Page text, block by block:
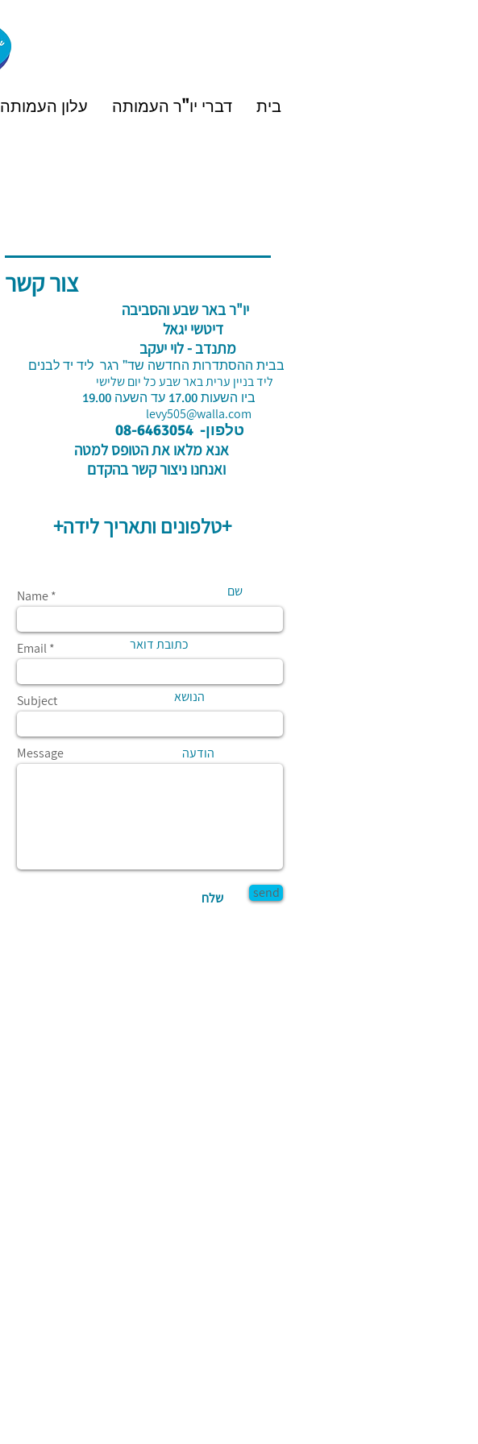
בית דברי יו"ר העמותה עלון העמותה
צור קשר
​יו"ר באר שבע והסביבה
דיטשי יגאל
​ מתנדב - לוי יעקב
בבית ההסתדרות החדשה שד" רגר ליד יד לבנים
ליד בניין ערית באר שבע כל יום שלישי
ביו השעות 17.00 עד השעה 19.00
levy505@walla.com
טלפון- 08-6463054
אנא מלאו את הטופס למטה
ואנחנו ניצור קשר בהקדם​
+טלפונים ותאריך לידה+
שם
כתובת דואר
הנושא
הודעה
שלח
Name
Email
Subject
Message
send